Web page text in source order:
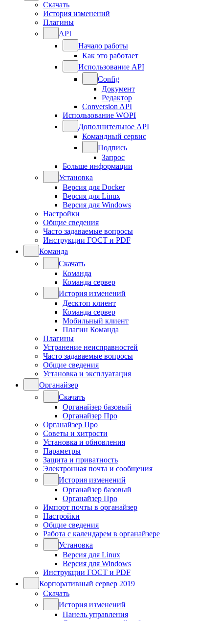
Скачать
История изменений
Плагины
API
Начало работы
Как это работает
Использование API
Config
Документ
Редактор
Conversion API
Использование WOPI
Дополнительное API
Командный сервис
Подпись
Запрос
Больше информации
Установка
Версия для Docker
Версия для Linux
Версия для Windows
Настройки
Общие сведения
Часто задаваемые вопросы
Инструкции ГОСТ и PDF
Команда
Скачать
Команда
Команда сервер
История изменений
Десктоп клиент
Команда сервер
Мобильный клиент
Плагин Команда
Плагины
Устранение неисправностей
Часто задаваемые вопросы
Общие сведения
Установка и эксплуатация
Органайзер
Скачать
Органайзер базовый
Органайзер Про
Органайзер Про
Советы и хитрости
Установка и обновления
Параметры
Защита и приватность
Электронная почта и сообщения
История изменений
Органайзер базовый
Органайзер Про
Импорт почты в органайзер
Настройки
Общие сведения
Работа с календарем в органайзере
Установка
Версия для Linux
Версия для Windows
Инструкции ГОСТ и PDF
Корпоративный сервер 2019
Скачать
История изменений
Панель управления